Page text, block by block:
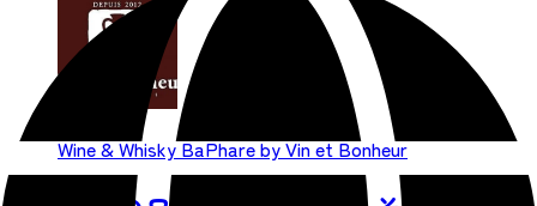
Wine & Whisky BaPhare by Vin et Bonheur